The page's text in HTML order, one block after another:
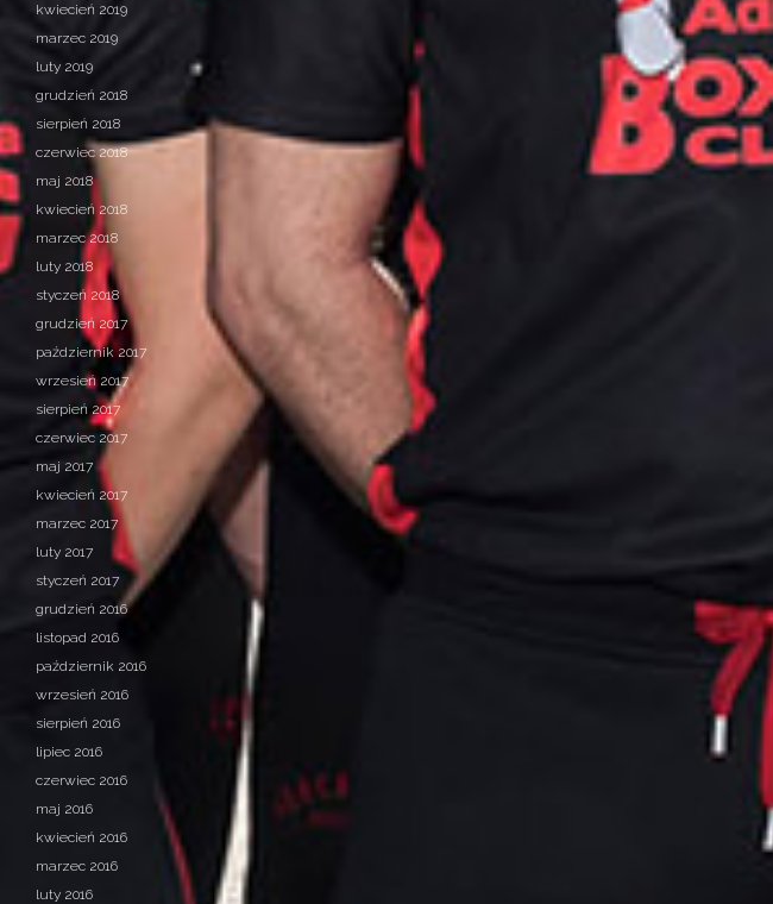
kwiecień 2019
marzec 2019
luty 2019
grudzień 2018
sierpień 2018
czerwiec 2018
maj 2018
kwiecień 2018
marzec 2018
luty 2018
styczeń 2018
grudzień 2017
październik 2017
wrzesień 2017
sierpień 2017
czerwiec 2017
maj 2017
kwiecień 2017
marzec 2017
luty 2017
styczeń 2017
grudzień 2016
listopad 2016
październik 2016
wrzesień 2016
sierpień 2016
lipiec 2016
czerwiec 2016
maj 2016
kwiecień 2016
marzec 2016
luty 2016